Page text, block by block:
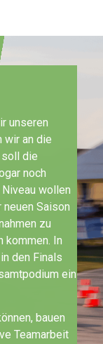
unseren
wir an die
soll die
noch
wollen
Saison
zu
kommen. In
den Finals
ein
bauen
Teamarbeit